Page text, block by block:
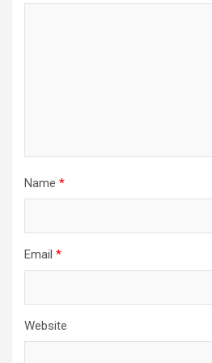
Name *
Email *
Website